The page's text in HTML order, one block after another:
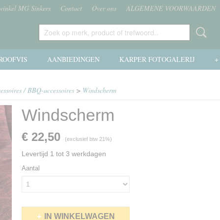
MG Sinkers Contact Over ons ALGEMENE VOORWAARDEN
AANBIEDINGEN KARPER FOTOGALERIJ +
/ BBQ-accessoires > Windscherm
Windscherm
€ 22,50 (exclusief btw 21%)
Levertijd 1 tot 3 werkdagen
Aantal
IN WINKELWAGEN